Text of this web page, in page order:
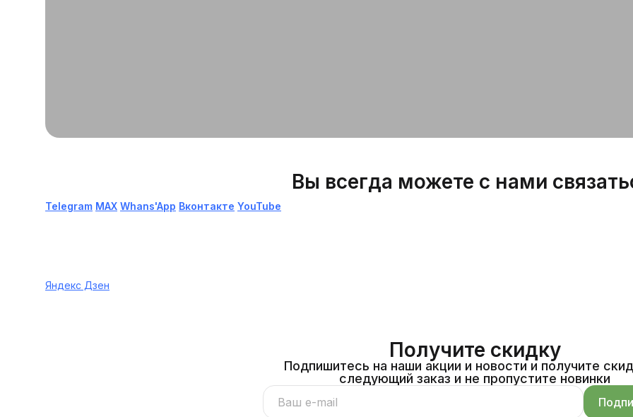
Вы всегда можете с нами
Telegram МАХ Whans'App Вконтакте YouTube
Яндекс Дзен
Получите скидку
Подпишитесь на наши акции и новости и получите
следующий заказ и не пропустите новинки